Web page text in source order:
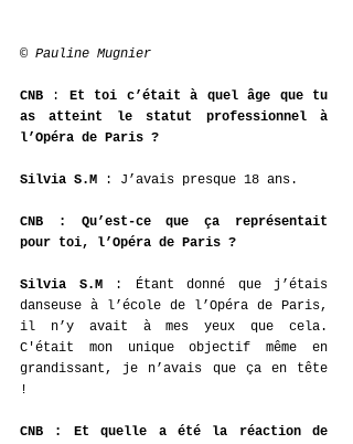
© Pauline Mugnier
CNB : Et toi c’était à quel âge que tu
as atteint le statut professionnel à
l’Opéra de Paris ?
Silvia S.M : J’avais presque 18 ans.
CNB
: Qu’est-ce que ça représentait
pour toi, l’Opéra de Paris ?
Silvia S.M
: Étant donné que j’étais
danseuse à l’école de l’Opéra de Paris,
il n’y avait à mes yeux que cela.
C'était mon unique objectif même en
grandissant, je n’avais que ça en tête
!
CNB : Et quelle a été la réaction de